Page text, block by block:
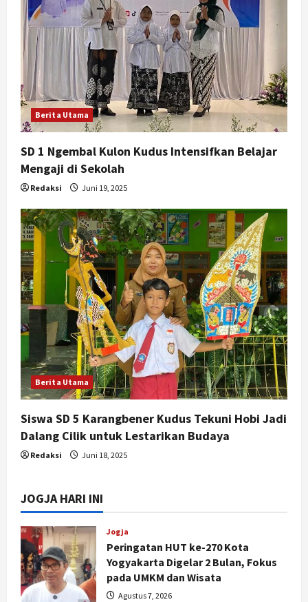
Berita Utama
SD 1 Ngembal Kulon Kudus Intensifkan Belajar
Mengaji di Sekolah
Redaksi Juni 19, 2025
Berita Utama
Siswa SD 5 Karangbener Kudus Tekuni Hobi Jadi
Dalang Cilik untuk Lestarikan Budaya
Redaksi Juni 18, 2025
JOGJA HARI INI
Jogja
Peringatan HUT ke-270 Kota
Yogyakarta Digelar 2 Bulan, Fokus
pada UMKM dan Wisata
Agustus 7, 2026